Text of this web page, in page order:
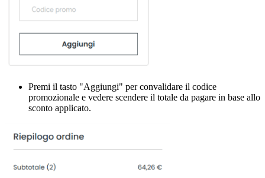
Premi il tasto "Aggiungi" per convalidare il codice
promozionale e vedere scendere il totale da pagare in base allo
sconto applicato.